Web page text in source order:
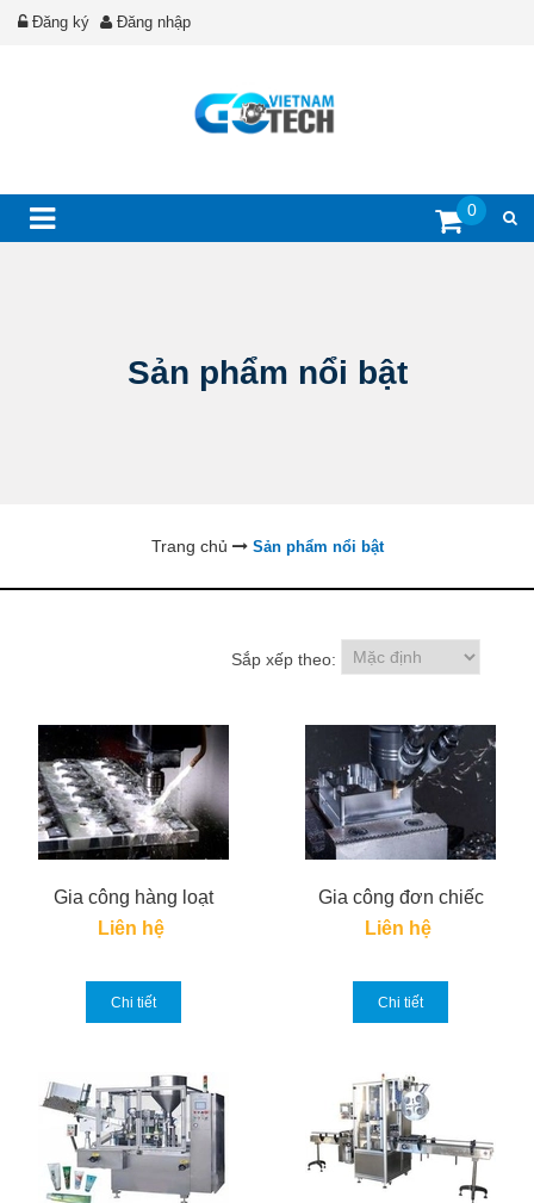
Đăng ký Đăng nhập
0
Sản phẩm nổi bật
Trang chủ Sản phẩm nổi bật
Sắp xếp theo:
Gia công hàng loạt
Liên hệ
Chi tiết
Gia công đơn chiếc
Liên hệ
Chi tiết